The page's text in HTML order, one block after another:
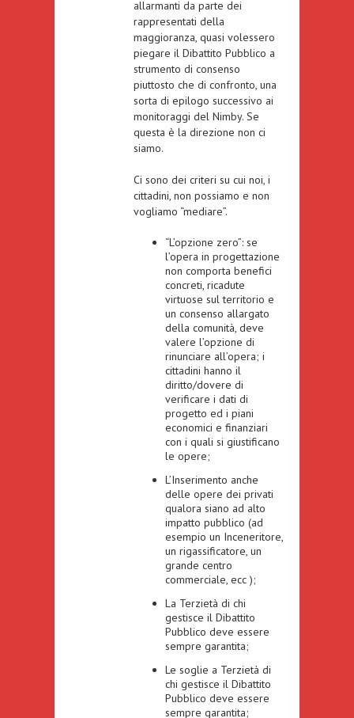
allarmanti da parte dei
rappresentati della
maggioranza, quasi volessero
piegare il Dibattito Pubblico a
strumento di consenso
piuttosto che di confronto, una
sorta di epilogo successivo ai
monitoraggi del Nimby. Se
questa è la direzione non ci
siamo.
Ci sono dei criteri su cui noi, i
cittadini, non possiamo e non
vogliamo “mediare”.
“L’opzione zero”: se
l’opera in progettazione
non comporta benefici
concreti, ricadute
virtuose sul territorio e
un consenso allargato
della comunità, deve
valere l’opzione di
rinunciare all’opera; i
cittadini hanno il
diritto/dovere di
verificare i dati di
progetto ed i piani
economici e finanziari
con i quali si giustificano
le opere;
L’Inserimento anche
delle opere dei privati
qualora siano ad alto
impatto pubblico (ad
esempio un Inceneritore,
un rigassificatore, un
grande centro
commerciale, ecc );
La Terzietà di chi
gestisce il Dibattito
Pubblico deve essere
sempre garantita;
Le soglie a Terzietà di
chi gestisce il Dibattito
Pubblico deve essere
sempre garantita;